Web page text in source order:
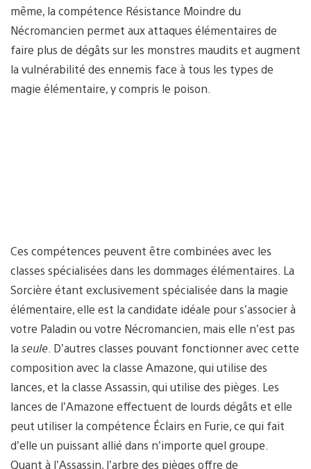
même, la compétence Résistance Moindre du
Nécromancien permet aux attaques élémentaires de
faire plus de dégâts sur les monstres maudits et augment
la vulnérabilité des ennemis face à tous les types de
magie élémentaire, y compris le poison.
Ces compétences peuvent être combinées avec les
classes spécialisées dans les dommages élémentaires. La
Sorcière étant exclusivement spécialisée dans la magie
élémentaire, elle est la candidate idéale pour s’associer à
votre Paladin ou votre Nécromancien, mais elle n’est pas
laseule. D’autres classes pouvant fonctionner avec cette
composition avec la classe Amazone, qui utilise des
lances, et la classe Assassin, qui utilise des pièges. Les
lances de l’Amazone effectuent de lourds dégâts et elle
peut utiliser la compétence Éclairs en Furie, ce qui fait
d’elle un puissant allié dans n’importe quel groupe.
Quant à l’Assassin, l’arbre des pièges offre de